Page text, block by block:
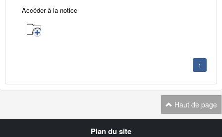
Accéder à la notice
1
Haut de page
Plan du site